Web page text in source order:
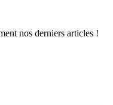
nos derniers articles !